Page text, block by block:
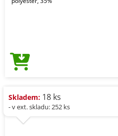
Skladem: 18 ks
- v ext. skladu: 252 ks